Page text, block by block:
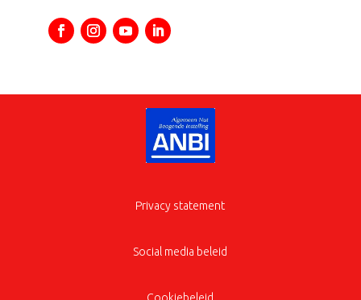
Privacy statement
Social media beleid